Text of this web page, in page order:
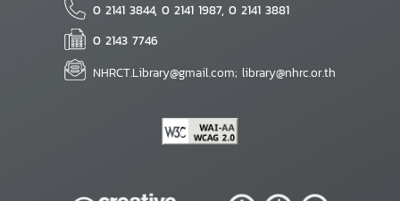
0 2141 3844, 0 2141 1987, 0 2141 3881
0 2143 7746
NHRCT.Library@gmail.com; library@nhrc.or.th